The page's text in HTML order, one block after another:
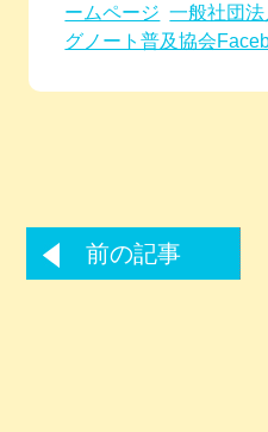
ームページ 一般社団
グノート普及協会
前の記事